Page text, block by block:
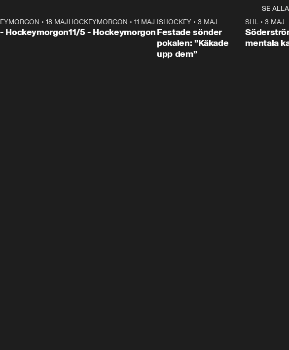
SE ALLA
• 18 MAJ
Hockeymorgon
HOCKEYMORGON • 11 MAJ
11/5 - Hockeymorgon
0:22
ISHOCKEY •3 MAJ
Festade sönder
pokalen: ”Käkade
upp dem”
SHL •3 MAJ
mentala